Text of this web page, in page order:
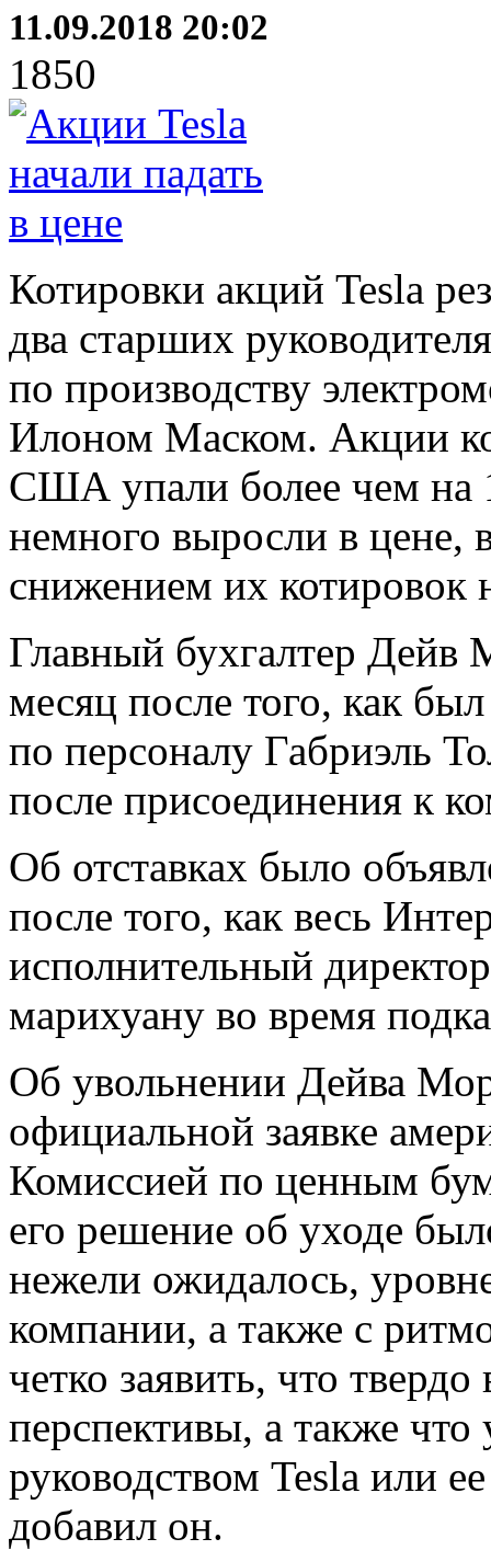
11.09.2018 20:02
1850
Котировки акций Tesla
два старших
по производству
Илоном Маском. Акции
США упали более чем на
немного выросли в цене,
снижением их котировок
Главный бухгалтер Дейв
месяц после того, как
по персоналу Габриэль
после присоединения к
Об отставках было
после того, как весь
исполнительный
марихуану во время
Об увольнении Дейва
официальной заявке
Комиссией по ценным
его решение об уходе
нежели ожидалось,
компании, а также с
четко заявить, что
перспективы, а также что
руководством Tesla или
добавил он.